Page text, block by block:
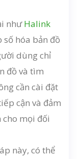
nhưHalink
hóa bản đồ
dùng chỉ
đồ và tìm
cần cài đặt
cận và đảm
mọi đối
này, có thể